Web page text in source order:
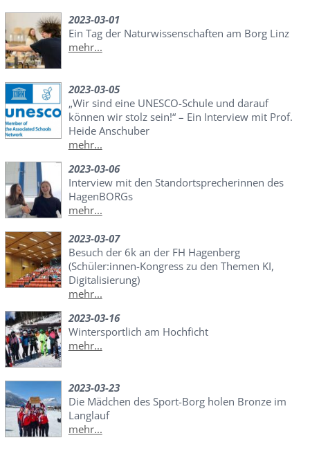
2023-03-01
Ein Tag der Naturwissenschaften am Borg Linz
mehr...
2023-03-05
„Wir sind eine UNESCO-Schule und darauf
können wir stolz sein!“ – Ein Interview mit Prof.
Heide Anschuber
mehr...
2023-03-06
Interview mit den Standortsprecherinnen des
HagenBORGs
mehr...
2023-03-07
Besuch der 6k an der FH Hagenberg
(Schüler:innen-Kongress zu den Themen KI,
Digitalisierung)
mehr...
2023-03-16
Wintersportlich am Hochficht
mehr...
2023-03-23
Die Mädchen des Sport-Borg holen Bronze im
Langlauf
mehr...